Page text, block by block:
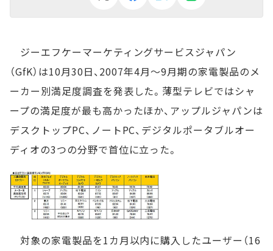
ジーエフケーマーケティングサービスジャパン
（GfK）は10月30日、2007年4月～9月期の家電製品のメ
ーカー別満足度調査を発表した。薄型テレビではシャ
ープの満足度が最も高かったほか、アップルジャパンは
デスクトップPC、ノートPC、デジタルポータブルオー
ディオの3つの分野で首位に立った。
対象の家電製品を1カ月以内に購入したユーザー（16